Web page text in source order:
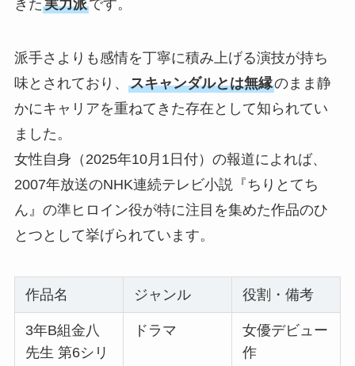
きた実力派です。
派手さよりも感情を丁寧に積み上げる演技が持ち
味とされており、 スキャンダルとは無縁のまま静
かにキャリアを重ねてきた存在として知られてい
ました。
女性自身（2025年10月1日付）の報道によれば、
2007年放送のNHK連続テレビ小説『ちりとてち
ん』の準ヒロイン役が特に注目を集めた作品のひ
とつとして挙げられています。
作品名 ジャンル 役割・備考
3年B組金八
先生 第6シリ
ドラマ
女優デビュー
作